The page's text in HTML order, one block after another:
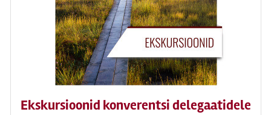
Ekskursioonid konverentsi delegaatidele